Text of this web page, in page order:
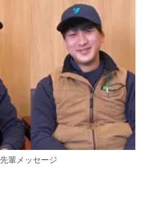
先輩メッセージ